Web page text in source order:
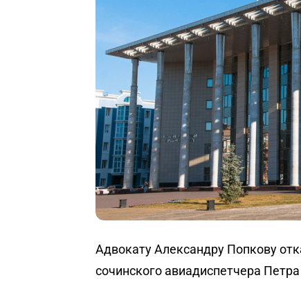
Адвокату Александру Попкову
сочинского авиадиспетчера